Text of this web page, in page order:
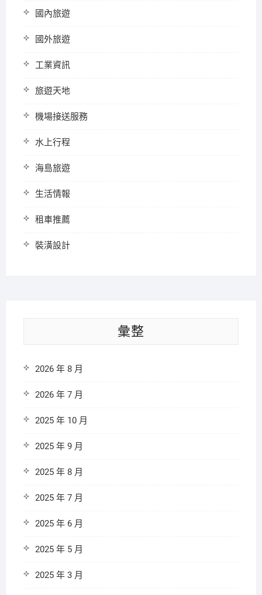
國內旅遊
國外旅遊
工業資訊
旅遊天地
機場接送服務
水上行程
海島旅遊
生活情報
租車推薦
裝潢設計
彙整
2026 年 8 月
2026 年 7 月
2025 年 10 月
2025 年 9 月
2025 年 8 月
2025 年 7 月
2025 年 6 月
2025 年 5 月
2025 年 3 月